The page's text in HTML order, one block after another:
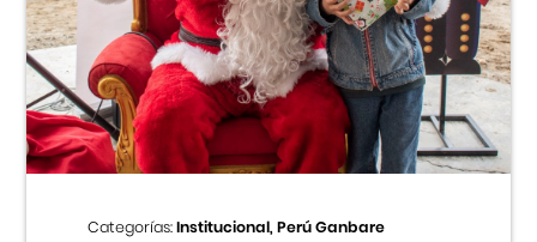
Categorías:Institucional, Perú Ganbare